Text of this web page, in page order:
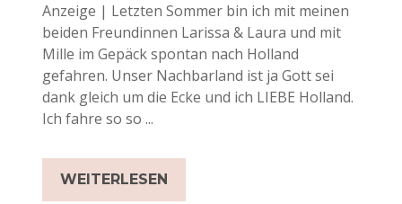
Anzeige | Letzten Sommer bin ich mit meinen
beiden Freundinnen Larissa & Laura und mit
Mille im Gepäck spontan nach Holland
gefahren. Unser Nachbarland ist ja Gott sei
dank gleich um die Ecke und ich LIEBE Holland.
Ich fahre so so ...
WEITERLESEN